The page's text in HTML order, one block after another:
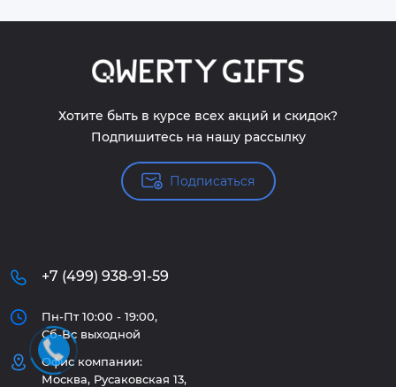
Хотите быть в курсе всех акций и скидок?
Подпишитесь на нашу рассылку
Подписаться
+7 (499) 938-91-59
Пн-Пт 10:00 - 19:00,
Сб-Вс выходной
Офис компании:
Москва, Русаковская 13,